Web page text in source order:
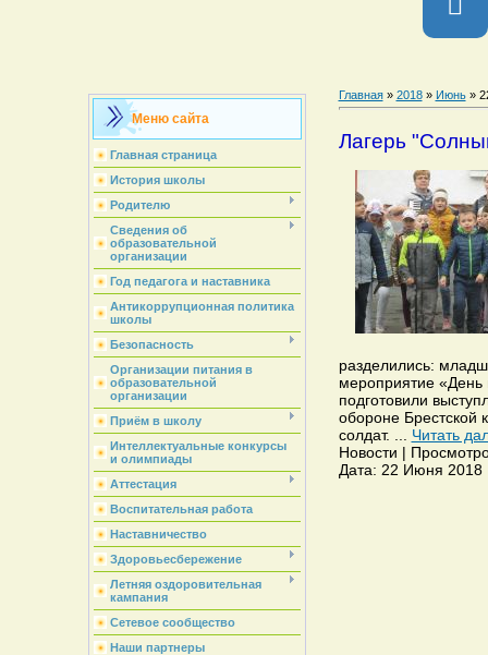
Меню сайта
Главная страница
История школы
Родителю
Сведения об
образовательной
организации
Год педагога и наставника
Антикоррупционная политика
школы
Безопасность
Организации питания в
образовательной
организации
Приём в школу
Интеллектуальные конкурсы
и олимпиады
Аттестация
Воспитательная работа
Наставничество
Здоровьесбережение
Летняя оздоровительная
кампания
Сетевое сообщество
Наши партнеры
Главная» 2018 » Июнь »
Лагерь
разделились:
мероприятие «День
подготовили
обороне Брестской
солдат. ... Читать
Новости |
Дата: 22 Июня 2018